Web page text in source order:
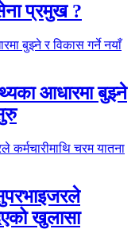
प्रमुख ?
आधारमा बुझ्ने
खुलासा